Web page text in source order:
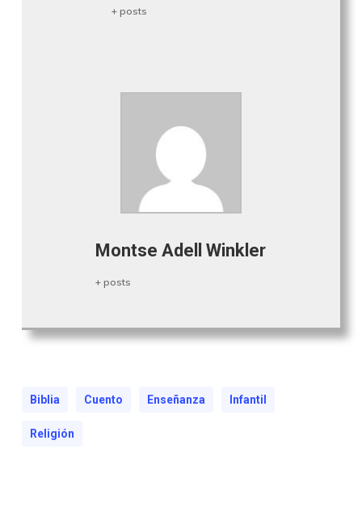
+ posts
Montse Adell Winkler
+ posts
Biblia Cuento Enseñanza Infantil
Religión